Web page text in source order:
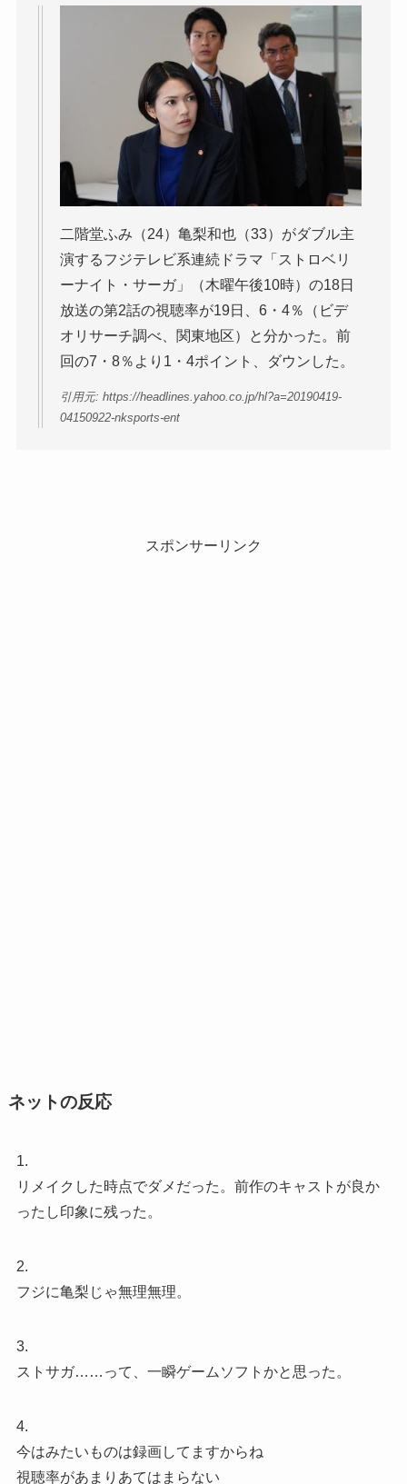
二階堂ふみ（24）亀梨和也（33）がダブル主
演するフジテレビ系連続ドラマ「ストロベリ
ーナイト・サーガ」（木曜午後10時）の18日
放送の第2話の視聴率が19日、6・4％（ビデ
オリサーチ調べ、関東地区）と分かった。前
回の7・8％より1・4ポイント、ダウンした。
引用元: https://headlines.yahoo.co.jp/hl?a=20190419-
04150922-nksports-ent
スポンサーリンク
ネットの反応
1.
リメイクした時点でダメだった。前作のキャストが良か
ったし印象に残った。
2.
フジに亀梨じゃ無理無理。
3.
ストサガ……って、一瞬ゲームソフトかと思った。
4.
今はみたいものは録画してますからね
視聴率があまりあてはまらない